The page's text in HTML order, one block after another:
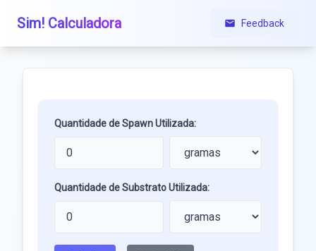
Sim! Calculadora Feedback
Quantidade de Spawn Utilizada:
Quantidade de Substrato Utilizada: